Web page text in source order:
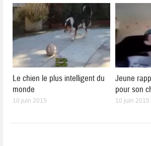
Le chien le plus intelligent du
monde
10 juin 2015
Jeune
pour son
10 juin 2015